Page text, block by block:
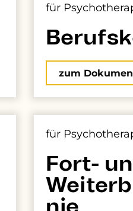
für
zum
für
Fort-
nie